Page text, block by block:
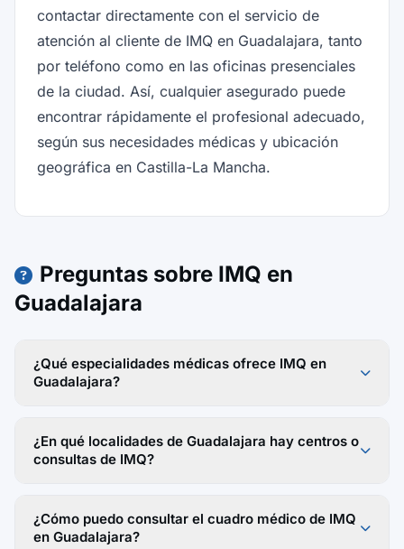
contactar directamente con el servicio de
atención al cliente de IMQ en Guadalajara, tanto
por teléfono como en las oficinas presenciales
de la ciudad. Así, cualquier asegurado puede
encontrar rápidamente el profesional adecuado,
según sus necesidades médicas y ubicación
geográfica en Castilla-La Mancha.
Preguntas sobre IMQ en
Guadalajara
¿Qué especialidades médicas ofrece IMQ en
Guadalajara?
¿En qué localidades de Guadalajara hay centros o
consultas de IMQ?
¿Cómo puedo consultar el cuadro médico de IMQ
en Guadalajara?